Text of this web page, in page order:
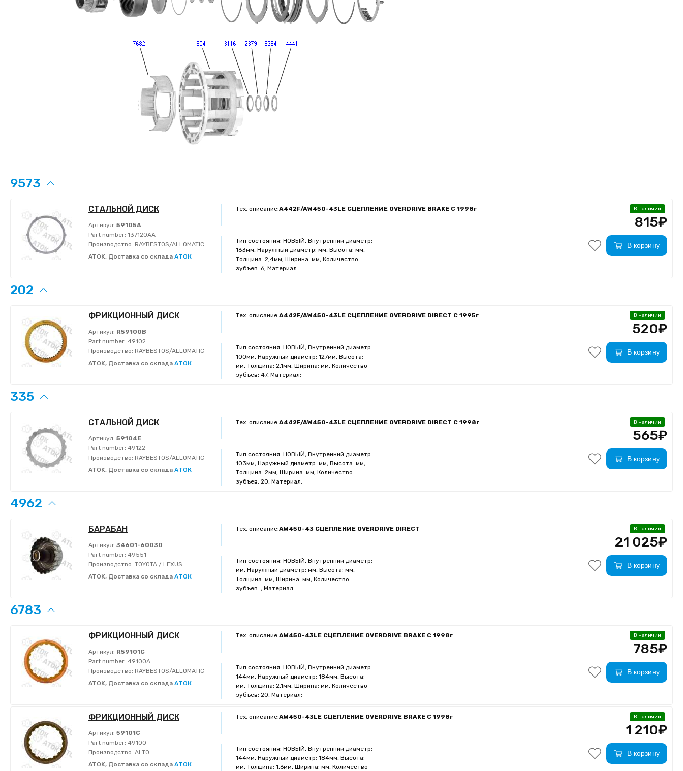
9573
СТАЛЬНОЙ ДИСК
Артикул: 59105A
Part number: 137120AA
Производство: RAYBESTOS/ALLOMATIC
ATOK, Доставка со склада АТОК
Тех. описание:A442F/AW450-43LE СЦЕПЛЕНИЕ OVERDRIVE BRAKE C 1998г
Тип состояния: НОВЫЙ, Внутренний диаметр:
163мм, Наружный диаметр: мм, Высота: мм,
Толщина: 2,4мм, Ширина: мм, Количество
зубъев: 6, Материал:
В наличии
815₽
В корзину
202
ФРИКЦИОННЫЙ ДИСК
Артикул: R59100B
Part number: 49102
Производство: RAYBESTOS/ALLOMATIC
ATOK, Доставка со склада АТОК
Тех. описание:A442F/AW450-43LE СЦЕПЛЕНИЕ OVERDRIVE DIRECT C 1995г
Тип состояния: НОВЫЙ, Внутренний диаметр:
100мм, Наружный диаметр: 127мм, Высота:
мм, Толщина: 2,1мм, Ширина: мм, Количество
зубъев: 47, Материал:
В наличии
520₽
В корзину
335
СТАЛЬНОЙ ДИСК
Артикул: 59104E
Part number: 49122
Производство: RAYBESTOS/ALLOMATIC
ATOK, Доставка со склада АТОК
Тех. описание:A442F/AW450-43LE СЦЕПЛЕНИЕ OVERDRIVE DIRECT C 1998г
Тип состояния: НОВЫЙ, Внутренний диаметр:
103мм, Наружный диаметр: мм, Высота: мм,
Толщина: 2мм, Ширина: мм, Количество
зубъев: 20, Материал:
В наличии
565₽
В корзину
4962
БАРАБАН
Артикул: 34601-60030
Part number: 49551
Производство: TOYOTA / LEXUS
ATOK, Доставка со склада АТОК
Тех. описание:AW450-43 СЦЕПЛЕНИЕ OVERDRIVE DIRECT
Тип состояния: НОВЫЙ, Внутренний диаметр:
мм, Наружный диаметр: мм, Высота: мм,
Толщина: мм, Ширина: мм, Количество
зубъев: , Материал:
В наличии
21 025₽
В корзину
6783
ФРИКЦИОННЫЙ ДИСК
Артикул: R59101C
Part number: 49100A
Производство: RAYBESTOS/ALLOMATIC
ATOK, Доставка со склада АТОК
Тех. описание:AW450-43LE СЦЕПЛЕНИЕ OVERDRIVE BRAKE C 1998г
Тип состояния: НОВЫЙ, Внутренний диаметр:
144мм, Наружный диаметр: 184мм, Высота:
мм, Толщина: 2,1мм, Ширина: мм, Количество
зубъев: 20, Материал:
В наличии
785₽
В корзину
ФРИКЦИОННЫЙ ДИСК
Артикул: 59101C
Part number: 49100
Производство: ALTO
ATOK, Доставка со склада АТОК
Тех. описание:AW450-43LE СЦЕПЛЕНИЕ OVERDRIVE BRAKE C 1998г
Тип состояния: НОВЫЙ, Внутренний диаметр:
144мм, Наружный диаметр: 184мм, Высота:
мм, Толщина: 1,6мм, Ширина: мм, Количество
В наличии
1 210₽
В корзину